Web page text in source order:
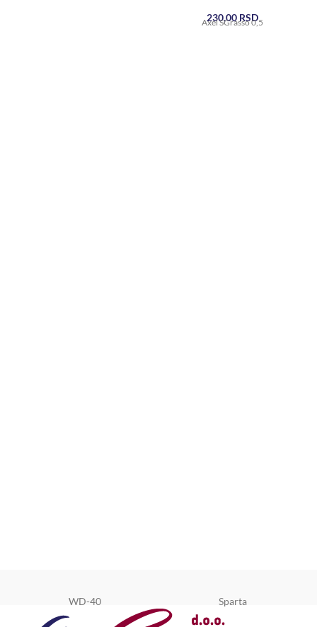
230,00 RSD
Axel SGrasso 0,5
WD-40 Sparta